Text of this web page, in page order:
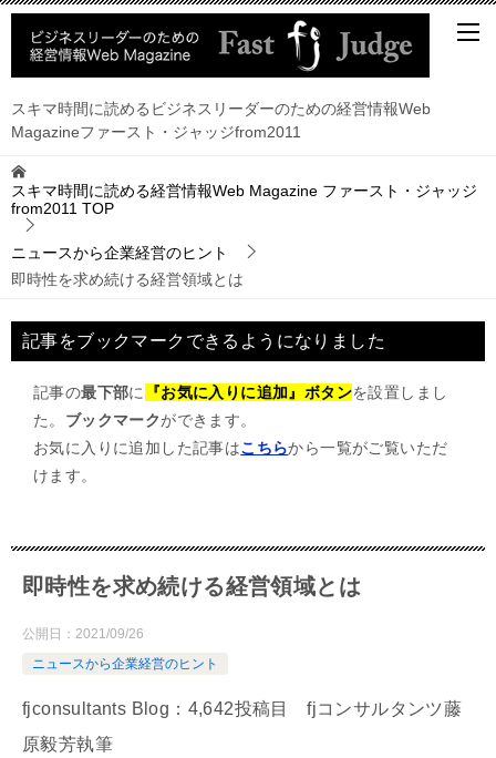
スキマ時間に読めるビジネスリーダーのための経営情報Web
Magazineファースト・ジャッジfrom2011
スキマ時間に読める経営情報Web Magazine ファースト・ジャッジ
from2011 TOP
ニュースから企業経営のヒント
即時性を求め続ける経営領域とは
記事をブックマークできるようになりました
記事の最下部に 『お気に入りに追加』ボタンを設置しまし
た。 ブックマークができます。
お気に入りに追加した記事はこちらから一覧がご覧いただ
けます。
即時性を求め続ける経営領域とは
公開日： 2021/09/26
ニュースから企業経営のヒント
fjconsultants Blog：4,642投稿目 fjコンサルタンツ藤
原毅芳執筆